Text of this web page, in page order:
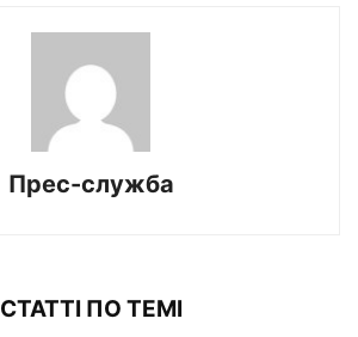
Прес-служба
СТАТТІ ПО ТЕМІ